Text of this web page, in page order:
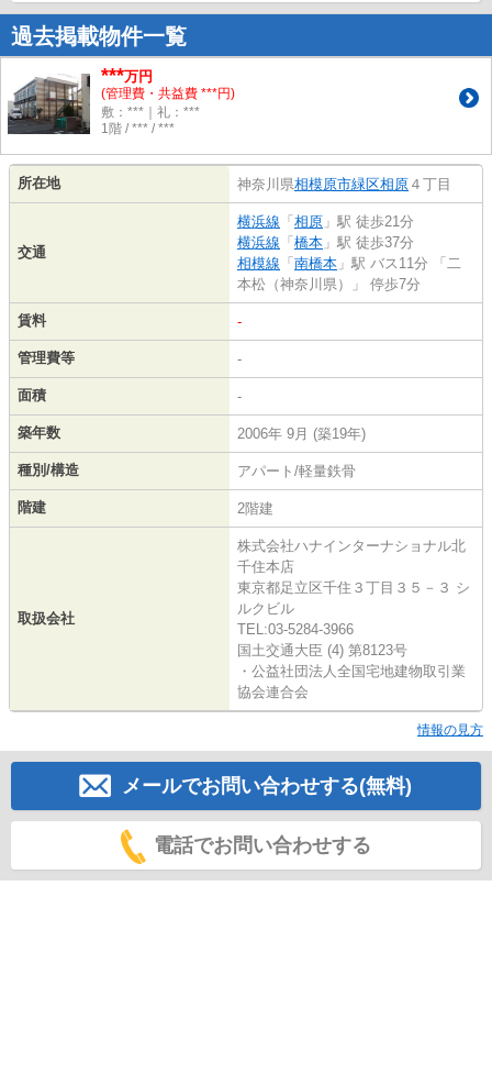
過去掲載物件一覧
***万円
(管理費・共益費 ***円)
敷：***｜礼：***
1階 / *** / ***
所在地 神奈川県相模原市緑区相原 ４丁目
交通
横浜線 「相原 」駅 徒歩21分
横浜線 「橋本 」駅 徒歩37分
相模線 「南橋本 」駅 バス11分 「二
本松（神奈川県）」 停歩7分
賃料 -
管理費等 -
面積 -
築年数 2006年 9月 (築19年)
種別/構造 アパート/軽量鉄骨
階建 2階建
取扱会社
株式会社ハナインターナショナル北
千住本店
東京都足立区千住３丁目３５－３ シ
ルクビル
TEL:03-5284-3966
国土交通大臣 (4) 第8123号
・公益社団法人全国宅地建物取引業
協会連合会
情報の見方
メールでお問い合わせする(無料)
電話でお問い合わせする